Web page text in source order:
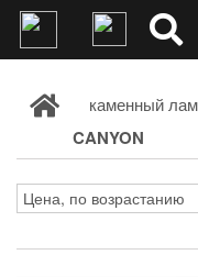
каменный
CANYON